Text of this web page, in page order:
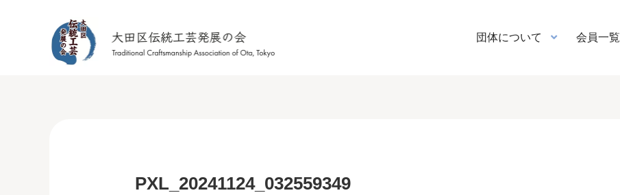
団体について 会員一覧
PXL_20241124_032559349